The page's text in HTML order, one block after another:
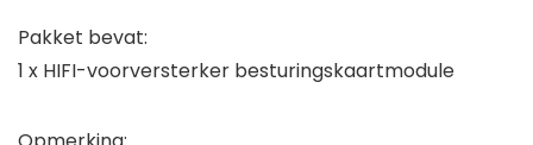
Pakket bevat:
1 x HIFI-voorversterker besturingskaartmodule